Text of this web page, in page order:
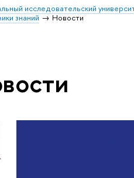
исследовательский
знаний
Новости